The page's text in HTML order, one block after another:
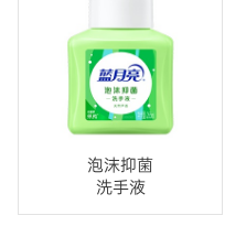
泡沫抑菌
洗手液